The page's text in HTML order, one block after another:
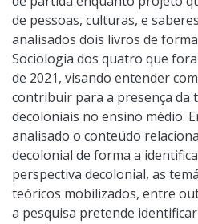
de pessoas, culturas, e
analisados dois livros de
Sociologia dos quatro que
de 2021, visando entender
contribuir para a presença da
decoloniais no ensino médio.
analisado o conteúdo
decolonial de forma a
perspectiva decolonial, as
teóricos mobilizados, entre
a pesquisa pretende